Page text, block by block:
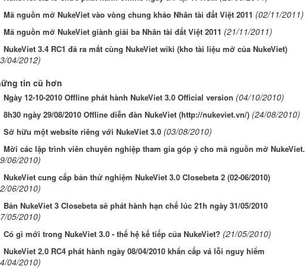
Mã nguồn mở NukeViet vào vòng chung khảo Nhân tài đất Việt 2011 (02/11/2011)
Mã nguồn mở NukeViet giành giải ba Nhân tài đất Việt 2011 (21/11/2011)
NukeViet 3.4 RC1 đã ra mắt cùng NukeViet wiki (kho tài liệu mở của NukeViet)
04/2012)
tin cũ hơn
Ngày 12-10-2010 Offline phát hành NukeViet 3.0 Official version (04/10/2010)
8h30 ngày 29/08/2010 Offline diễn đàn NukeViet (http://nukeviet.vn/) (24/08/2010)
Sở hữu một website riêng với NukeViet 3.0 (03/08/2010)
Mời các lập trình viên chuyên nghiệp tham gia góp ý cho mã nguồn mở NukeViet.
06/2010)
NukeViet cung cấp bản thử nghiệm NukeViet 3.0 Closebeta 2 (02-06/2010)
06/2010)
Bản NukeViet 3 Closebeta sẽ phát hành hạn chế lúc 21h ngày 31/05/2010
05/2010)
Có gì mới trong NukeViet 3.0 - thế hệ kế tiếp của NukeViet? (21/05/2010)
NukeViet 2.0 RC4 phát hành ngày 08/04/2010 khẩn cấp vá lỗi nguy hiểm
04/2010)